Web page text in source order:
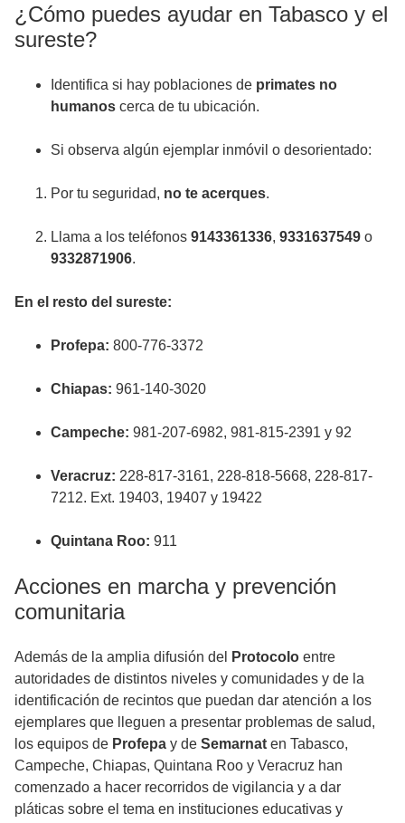
¿Cómo puedes ayudar en Tabasco y el
sureste?
Identifica si hay poblaciones de primates no
humanos cerca de tu ubicación.
Si observa algún ejemplar inmóvil o desorientado:
Por tu seguridad, no te acerques.
Llama a los teléfonos 9143361336, 9331637549 o
9332871906.
En el resto del sureste:
Profepa: 800-776-3372
Chiapas: 961-140-3020
Campeche: 981-207-6982, 981-815-2391 y 92
Veracruz: 228-817-3161, 228-818-5668, 228-817-
7212. Ext. 19403, 19407 y 19422
Quintana Roo: 911
Acciones en marcha y prevención
comunitaria
Además de la amplia difusión del Protocolo entre
autoridades de distintos niveles y comunidades y de la
identificación de recintos que puedan dar atención a los
ejemplares que lleguen a presentar problemas de salud,
los equipos de Profepa y de Semarnat en Tabasco,
Campeche, Chiapas, Quintana Roo y Veracruz han
comenzado a hacer recorridos de vigilancia y a dar
pláticas sobre el tema en instituciones educativas y